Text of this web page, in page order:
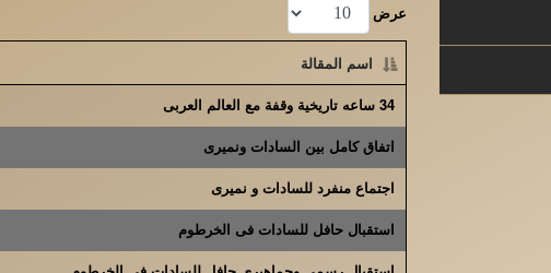
عرض
اسم المقالة
34 ساعه تاريخية وقفة مع العالم العربى
اتفاق كامل بين السادات ونميرى
اجتماع منفرد للسادات و نميرى
استقبال حافل للسادات فى الخرطوم